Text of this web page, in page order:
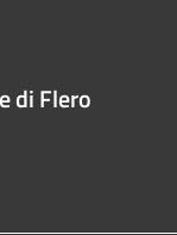
di Flero